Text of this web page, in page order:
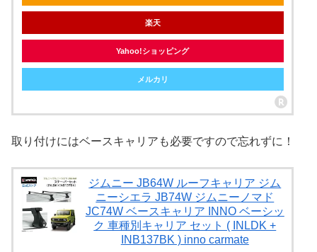
楽天
Yahoo!ショッピング
メルカリ
取り付けにはベースキャリアも必要ですので忘れずに！
ジムニー JB64W ルーフキャリア ジム
ニーシエラ JB74W ジムニーノマド
JC74W ベースキャリア INNO ベーシッ
ク 車種別キャリア セット ( INLDK +
INB137BK ) inno carmate